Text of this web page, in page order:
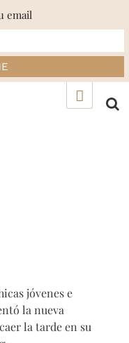
jóvenes e
la nueva
la tarde en su
email